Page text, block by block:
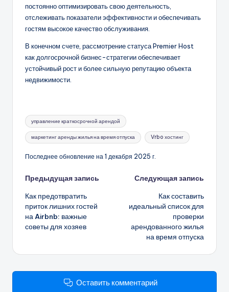
постоянно оптимизировать свою деятельность,
отслеживать показатели эффективности и обеспечивать
гостям высокое качество обслуживания.
В конечном счете, рассмотрение статуса Premier Host
как долгосрочной бизнес-стратегии обеспечивает
устойчивый рост и более сильную репутацию объекта
недвижимости.
Метки:
управление краткосрочной арендой
маркетинг аренды жилья на время отпуска Vrbo хостинг
Последнее обновление на 1 декабря 2025 г.
Навигация
записи
Предыдущая запись
Как предотвратить
приток лишних гостей
на Airbnb: важные
советы для хозяев
Следующая запись
Как составить
идеальный список для
проверки
арендованного жилья
на время отпуска
Оставить комментарий